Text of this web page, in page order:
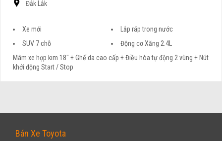
Đắk Lắk
Xe mới
Lắp ráp trong nước
SUV 7 chỗ
Động cơ Xăng 2.4L
Mâm xe hợp kim 18" + Ghế da cao cấp + Điều hòa tự động 2 vùng + Nút
khởi động Start / Stop
Bán Xe Toyota